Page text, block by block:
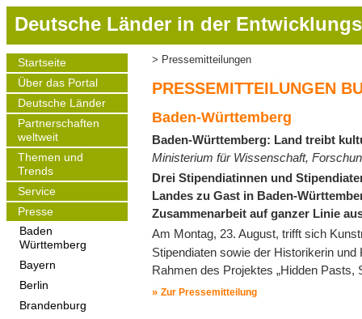
r
Deutsche Länder in der
Main
navigation
Startseite
Über das Portal
Deutsche Länder
Partnerschaften
weltweit
Themen und
Trends
Service
Presse
Baden
Württemberg
Bayern
Berlin
Brandenburg
Pfadnavigation
Pressemitteilungen
PRESSEMITTEILUNGEN
Baden-Württemberg
Baden-Württemberg: Land treibt
Ministerium für Wissenschaft,
Drei Stipendiatinnen und
Landes zu Gast in Baden-
Zusammenarbeit auf ganzer Linie
Am Montag, 23. August, trifft sich
Stipendiaten sowie der Historikerin
Rahmen des Projektes „Hidden Pasts,
Zur Pressemitteilung